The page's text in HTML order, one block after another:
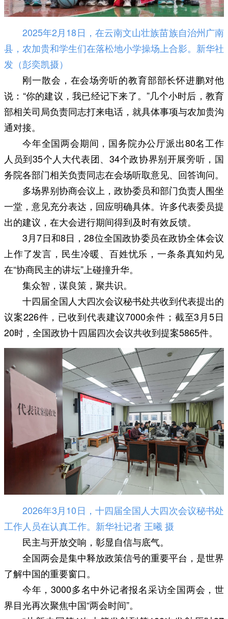
2025年2月18日，在云南文山壮族苗族自治州广南
县，农加贵和学生们在落松地小学操场上合影。新华社
发（彭奕凯摄）
刚一散会，在会场旁听的教育部部长怀进鹏对他
说：“你的建议，我已经记下来了。”几个小时后，教育
部相关司局负责同志打来电话，就具体事项与农加贵沟
通对接。
今年全国两会期间，国务院办公厅派出80名工作
人员到35个人大代表团、34个政协界别开展旁听，国
务院各部门相关负责同志在会场听取意见、回答询问。
多场界别协商会议上，政协委员和部门负责人围坐
一堂，意见充分表达，回应明确具体。许多代表委员提
出的建议，在大会进行期间得到及时有效反馈。
3月7日和8日，28位全国政协委员在政协全体会议
上作了发言，民生冷暖、百姓忧乐，一条条真知灼见
在“协商民主的讲坛”上碰撞升华。
集众智，谋良策，聚共识。
十四届全国人大四次会议秘书处共收到代表提出的
议案226件，已收到代表建议7000余件；截至3月5日
20时，全国政协十四届四次会议共收到提案5865件。
2026年3月10日，十四届全国人大四次会议秘书处
工作人员在认真工作。新华社记者 王曦 摄
民主与开放交响，彰显自信与底气。
全国两会是集中释放政策信号的重要平台，是世界
了解中国的重要窗口。
今年，3000多名中外记者报名采访全国两会，世
界目光再次聚焦中国“两会时间”。